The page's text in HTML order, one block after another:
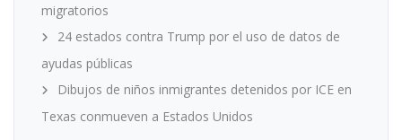
migratorios
24 estados contra Trump por el uso de datos de
ayudas públicas
Dibujos de niños inmigrantes detenidos por ICE en
Texas conmueven a Estados Unidos